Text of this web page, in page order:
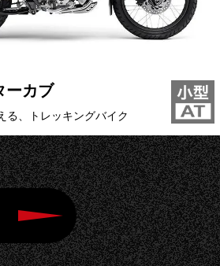
ーカブ
る、トレッキングバイク